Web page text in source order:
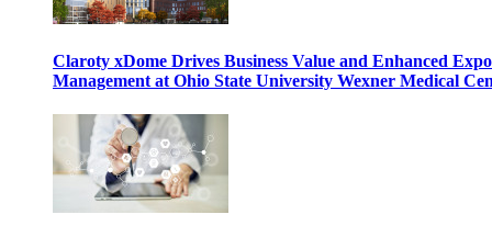
Claroty xDome Drives Business Value and Enhanced
Management at Ohio State University Wexner Medical